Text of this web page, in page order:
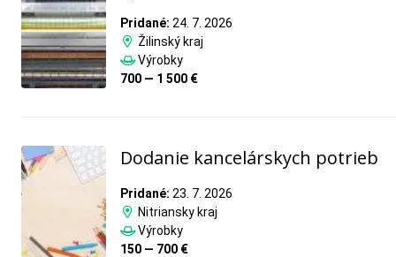
Pridané: 24. 7. 2026
Žilinský kraj
Výrobky
700 — 1 500 €
Dodanie kancelárskych potrieb
Pridané: 23. 7. 2026
Nitriansky kraj
Výrobky
150 — 700 €